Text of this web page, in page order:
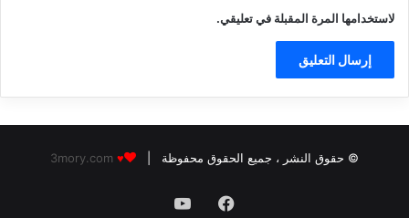
لاستخدامها المرة المقبلة في تعليقي.
© حقوق النشر ، جميع الحقوق محفوظة | ♥
3mory.com
فيسبوك‫YouTube